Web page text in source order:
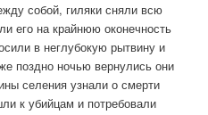
собой, гиляки сняли всю
его на крайнюю оконечность
в неглубокую рытвину и
поздно ночью вернулись они
селения узнали о смерти
к убийцам и потребовали